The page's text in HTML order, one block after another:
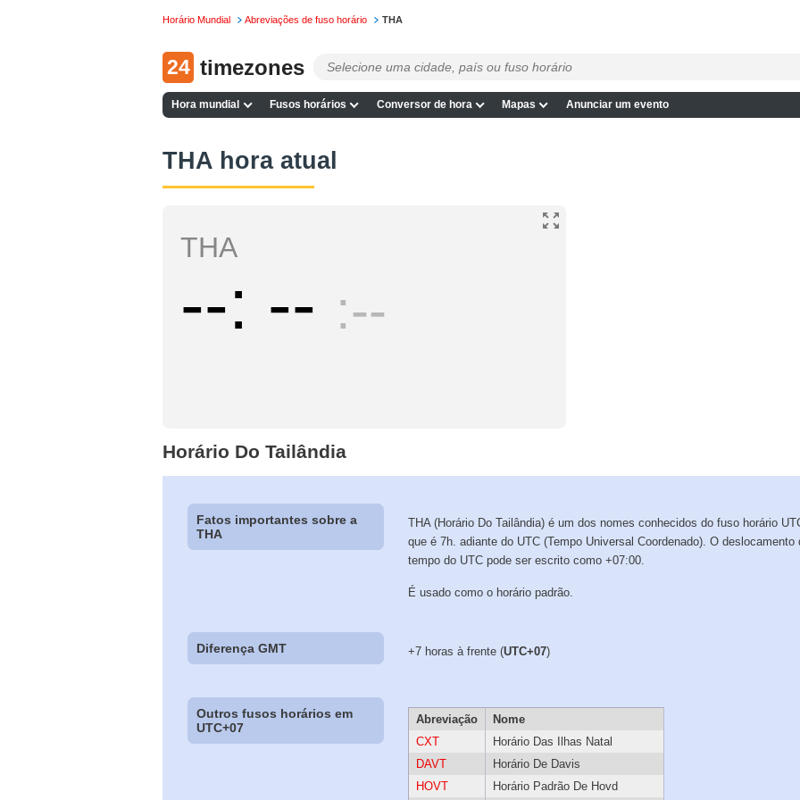
Horário Mundial Abreviações de fuso horário THA
24 timezones
Hora mundial Fusos horários Conversor de hora Mapas Anunciar um evento
THA hora atual
THA
-- -- --
Horário Do Tailândia
Fatos importantes sobre a
THA
THA (Horário Do Tailândia) é um dos nomes conhecidos do fuso horário
que é 7h. adiante do UTC (Tempo Universal Coordenado). O deslocamento
tempo do UTC pode ser escrito como +07:00.
É usado como o horário padrão.
Diferença GMT +7 horas à frente (UTC+07)
Outros fusos horários em
UTC+07
Abreviação
Nome
CXT
Horário Das Ilhas Natal
DAVT
Horário De Davis
HOVT
Horário Padrão De Hovd